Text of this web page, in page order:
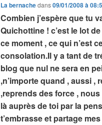
La bernachedans09/01/2008 à
Combien j’espère que tu
Quichottine ! c’est le lot
ce moment , ce qui n’est
consolation.Il y a tant de
blog que nul ne sera en
,n’importe quand , aussi ,
,reprends des force ,
là auprès de toi par la
t’embrasse et partage